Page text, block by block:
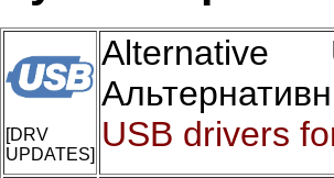
[DRV
UPDATES]
USB drivers